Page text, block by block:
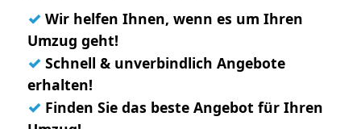
✓ Wir helfen Ihnen, wenn es um Ihren
Umzug geht!
✓ Schnell & unverbindlich Angebote
erhalten!
✓ Finden Sie das beste Angebot für Ihren